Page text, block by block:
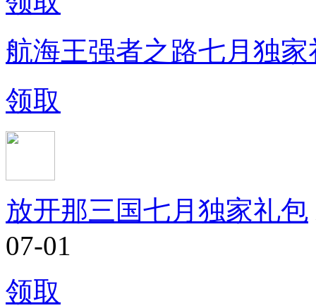
航海王强者之路七月独家
领取
放开那三国七月独家礼包
07-01
领取